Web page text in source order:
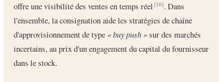
offre une visibilité des ventes en temps réel[16]. Dans
l'ensemble, la consignation aide les stratégies de chaîne
d'approvisionnement de type « buy push »sur des marchés
incertains, au prix d'un engagement du capital du fournisseur
dans le stock.